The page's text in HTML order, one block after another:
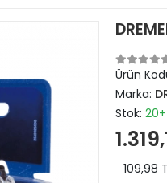
Ürün
Marka:
Stok: 20+
109,98